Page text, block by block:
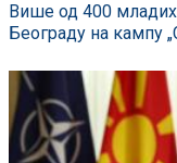
Више од 400 младих
Београду на кампу